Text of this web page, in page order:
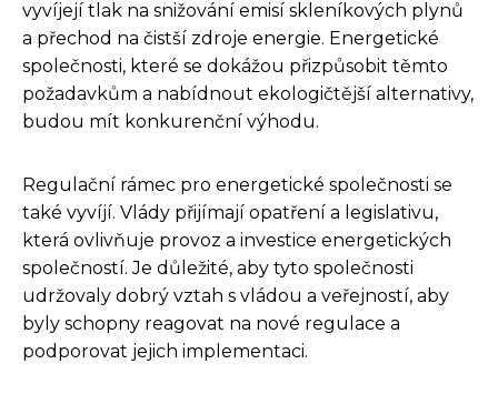
vyvíjejí tlak na snižování emisí skleníkových plynů
a přechod na čistší zdroje energie. Energetické
společnosti, které se dokážou přizpůsobit těmto
požadavkům a nabídnout ekologičtější alternativy,
budou mít konkurenční výhodu.
Regulační rámec pro energetické společnosti se
také vyvíjí. Vlády přijímají opatření a legislativu,
která ovlivňuje provoz a investice energetických
společností. Je důležité, aby tyto společnosti
udržovaly dobrý vztah s vládou a veřejností, aby
byly schopny reagovat na nové regulace a
podporovat jejich implementaci.